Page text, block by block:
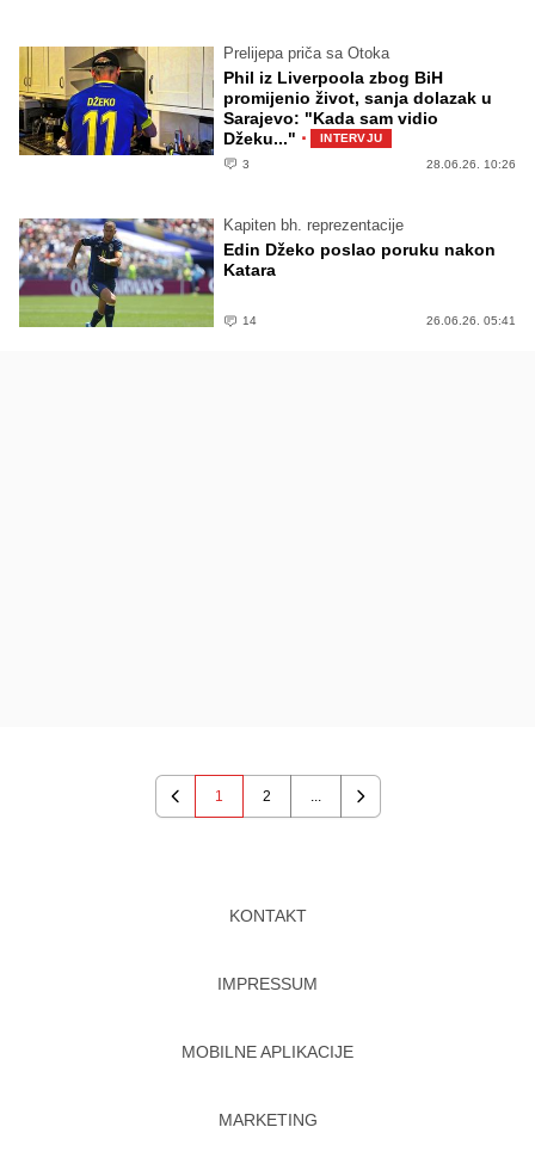
Prelijepa priča sa Otoka
Phil iz Liverpoola zbog BiH
promijenio život, sanja dolazak u
Sarajevo: "Kada sam vidio
Džeku..." ·
INTERVJU
3
28.06.26. 10:26
Kapiten bh. reprezentacije
Edin Džeko poslao poruku nakon
Katara
14 26.06.26. 05:41
Previous
1 2 ...
Next
KONTAKT
IMPRESSUM
MOBILNE APLIKACIJE
MARKETING